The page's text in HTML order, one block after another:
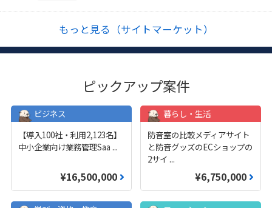
もっと見る（サイトマーケット）
ピックアップ案件
ビジネス
【導入100社・利用2,123名】
中小企業向け業務管理Saa ...
¥16,500,000
暮らし・生活
防音室の比較メディアサイト
と防音グッズのECショップの
2サイ ...
¥6,750,000